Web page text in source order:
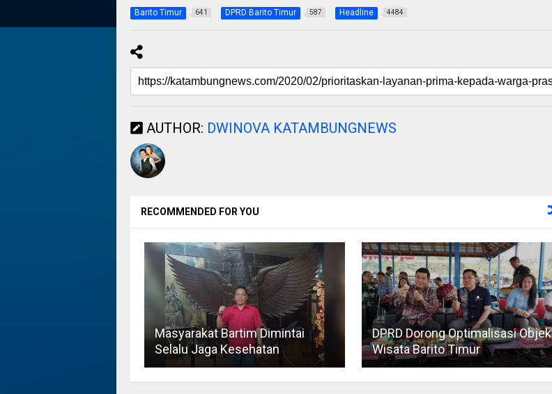
Barito Timur 641 DPRD Barito Timur 587 Headline 4484
AUTHOR: DWINOVA KATAMBUNGNEWS
RECOMMENDED FOR YOU
Masyarakat Bartim Dimintai
Selalu Jaga Kesehatan
DPRD Dorong Optimalisasi Objek
Wisata Barito Timur